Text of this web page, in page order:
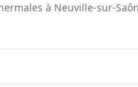
à Neuville-sur-